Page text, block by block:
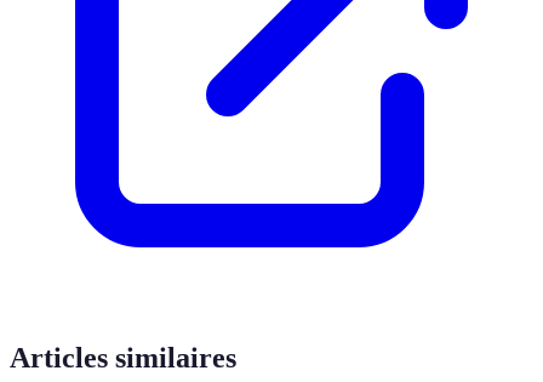
Articles similaires